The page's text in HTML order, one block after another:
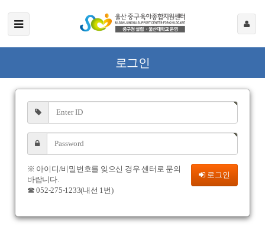
로그인
로그인
※ 아이디/비밀번호를 잊으신 경우 센터로 문의
바랍니다.
☎ 052-275-1233(내선 1번)